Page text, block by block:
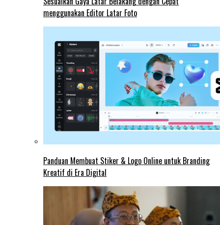
menggunakan Editor Latar Foto
Panduan Membuat Stiker & Logo Online untuk Branding
Kreatif di Era Digital